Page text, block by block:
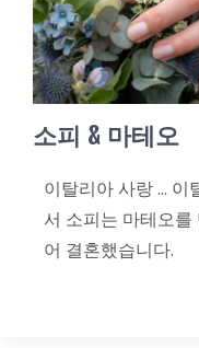
소피 & 마테오
이탈리아 사랑 … 이
서 소피는 마테오
어 결혼했습니다.